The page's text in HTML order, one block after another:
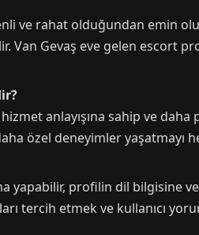
ve rahat olduğundan emin
Van Gevaş eve gelen escort
anlayışına sahip ve
özel deneyimler yaşatmayı
profilin dil bilgisine ve
tercih etmek ve kullanıcı